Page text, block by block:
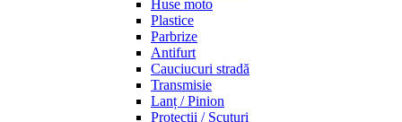
Huse moto
Plastice
Parbrize
Antifurt
Cauciucuri stradă
Transmisie
Lanț / Pinion
Protecții / Scuturi